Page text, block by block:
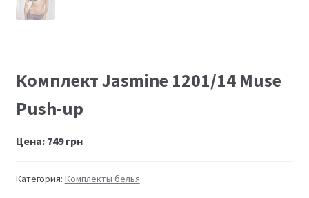
Комплект Jasmine 1201/14 Muse
Push-up
Цена: 749грн
Категория: Комплекты белья